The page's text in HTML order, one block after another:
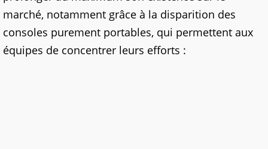
marché, notamment grâce à la disparition des
consoles purement portables, qui permettent aux
équipes de concentrer leurs efforts :